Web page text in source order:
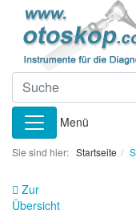
Menü
Sie sind hier: Startseite
Zur
Übersicht